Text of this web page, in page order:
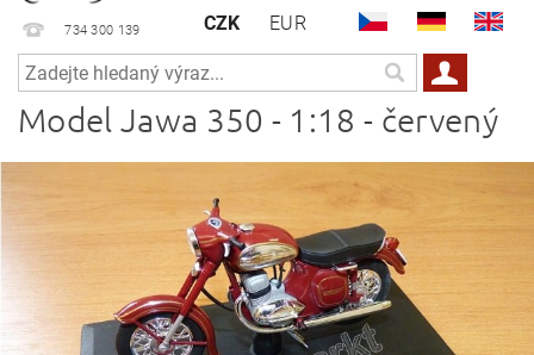
734 300 139 CZK EUR
Model Jawa 350 - 1:18 - červený